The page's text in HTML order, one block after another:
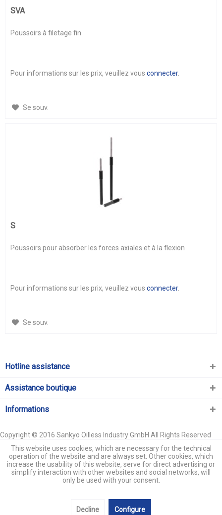
SVA
Poussoirs à filetage fin
Pour informations sur les prix, veuillez vousconnecter.
Se souv.
S
Poussoirs pour absorber les forces axiales et à la flexion
Pour informations sur les prix, veuillez vousconnecter.
Se souv.
Hotline assistance
Assistance boutique
Informations
Copyright © 2016 Sankyo Oilless Industry GmbH All Rights Reserved
This website uses cookies, which are necessary for the technical
operation of the website and are always set. Other cookies, which
increase the usability of this website, serve for direct advertising or
simplify interaction with other websites and social networks, will
only be used with your consent.
Decline Configure